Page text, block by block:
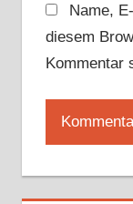
Name,
diesem
Kommentar